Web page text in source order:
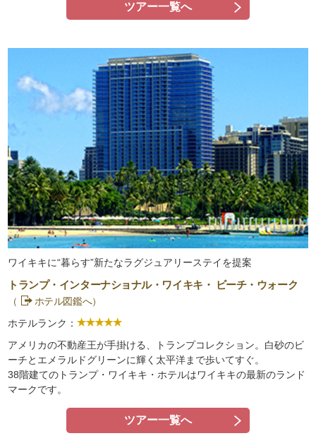
ツアー一覧へ
ワイキキに“暮らす”新たなラグジュアリーステイを提案
トランプ・インターナショナル・ワイキキ・ ビーチ・ウォーク
（
ホテル図鑑へ）
ホテルランク：
アメリカの不動産王が手掛ける、トランプコレクション。白砂のビ
ーチとエメラルドグリーンに輝く太平洋まで歩いてすぐ。
38階建てのトランプ・ワイキキ・ホテルはワイキキの最新のランド
マークです。
ツアー一覧へ